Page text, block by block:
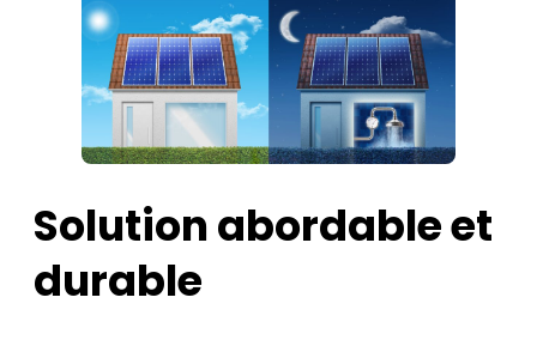
Solution abordable et
durable